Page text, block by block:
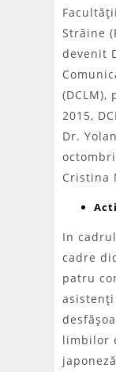
Străine
devenit
2015,
Dr.
Cristina
In
cadre
patru
limbilor